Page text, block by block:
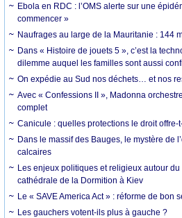
Ebola en RDC : l’OMS alerte sur une
commencer »
Naufrages au large de la Mauritanie : 144
Dans « Histoire de jouets 5 », c’est la
dilemme auquel les familles sont aussi
On expédie au Sud nos déchets… et nos
Avec « Confessions II », Madonna
complet
Canicule : quelles protections le droit offre-
Dans le massif des Bauges, le mystère de
calcaires
Les enjeux politiques et religieux autour
cathédrale de la Dormition à Kiev
Le « SAVE America Act » : réforme de
Les gauchers votent-ils plus à gauche ?